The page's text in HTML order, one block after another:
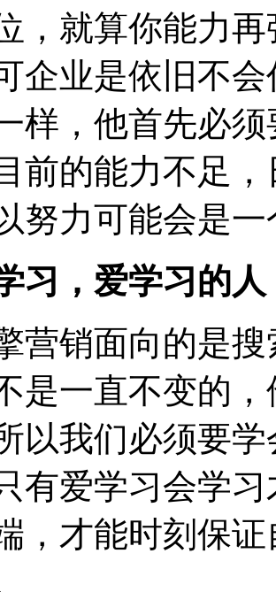
，就算你能力
企业是依旧不
样，他首先必
前的能力不足
努力可能会是
习，爱学习的人
营销面向的是
是一直不变的
以我们必须要
有爱学习会学
，才能时刻保